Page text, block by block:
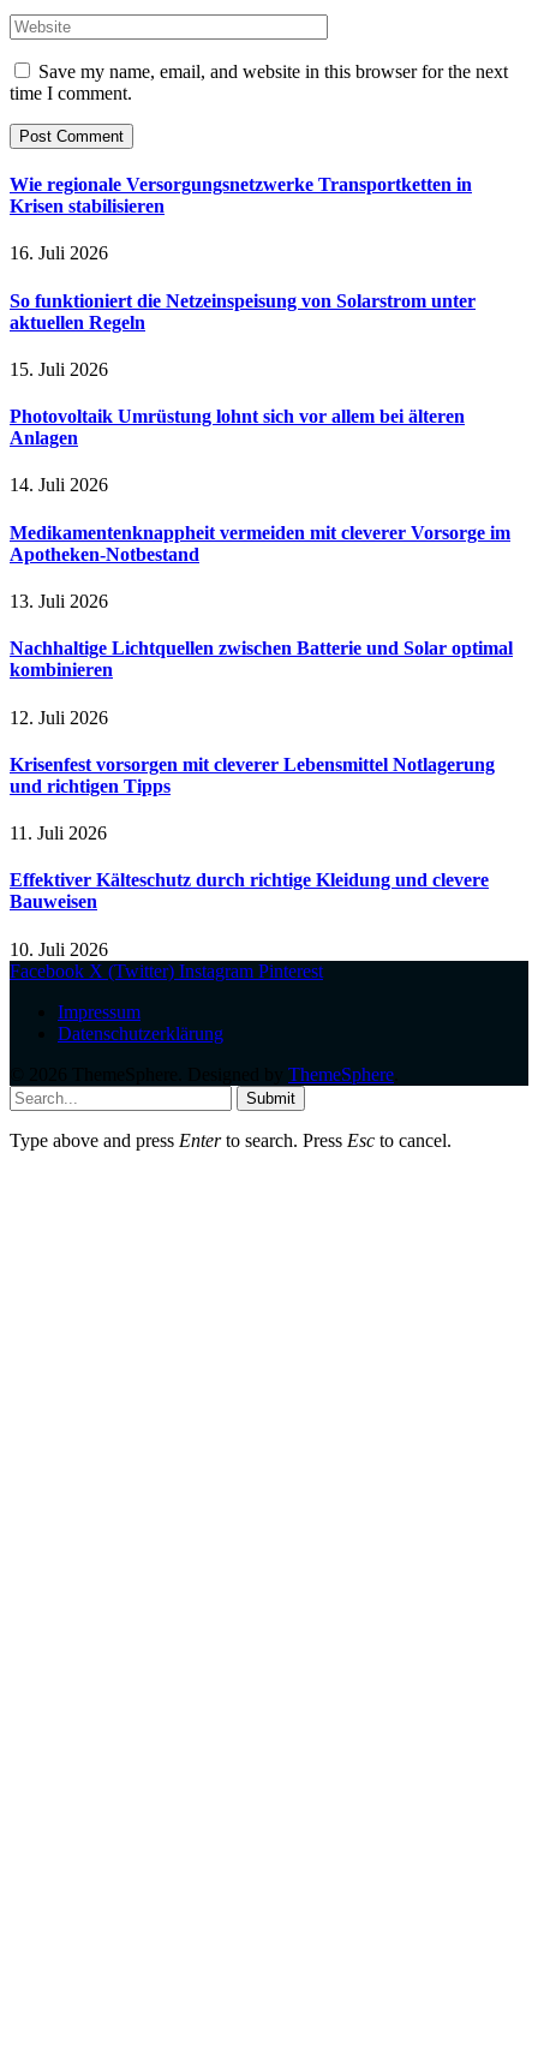
Save my name, email, and website in this browser for the next
time I comment.
Wie regionale Versorgungsnetzwerke Transportketten in
Krisen stabilisieren
16. Juli 2026
So funktioniert die Netzeinspeisung von Solarstrom unter
aktuellen Regeln
15. Juli 2026
Photovoltaik Umrüstung lohnt sich vor allem bei älteren
Anlagen
14. Juli 2026
Medikamentenknappheit vermeiden mit cleverer Vorsorge im
Apotheken-Notbestand
13. Juli 2026
Nachhaltige Lichtquellen zwischen Batterie und Solar optimal
kombinieren
12. Juli 2026
Krisenfest vorsorgen mit cleverer Lebensmittel Notlagerung
und richtigen Tipps
11. Juli 2026
Effektiver Kälteschutz durch richtige Kleidung und clevere
Bauweisen
10. Juli 2026
Facebook X (Twitter) Instagram Pinterest
Impressum
Datenschutzerklärung
ThemeSphere
Submit
Type above and press Enterto search. Press Esc to cancel.